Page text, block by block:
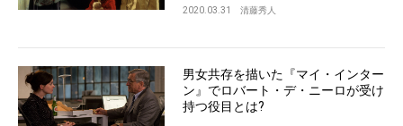
2020.03.31 清藤秀人
男女共存を描いた『マイ・インター
ン』でロバート・デ・ニーロが受け
持つ役目とは?